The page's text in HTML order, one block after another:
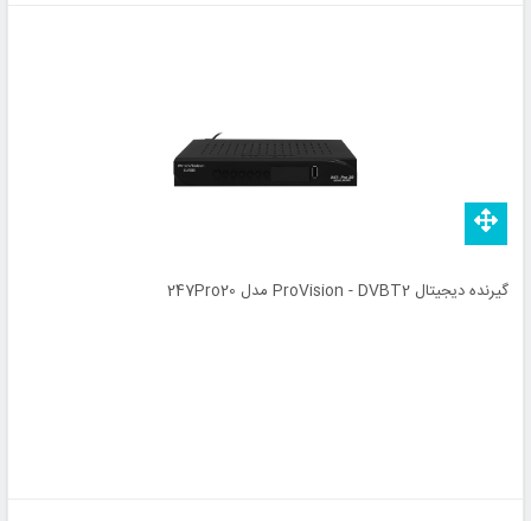
گیرنده دیجیتال ProVision - DVBT2 مدل 247Pro20